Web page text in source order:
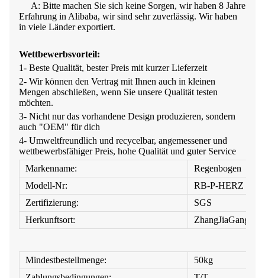
A: Bitte machen Sie sich keine Sorgen, wir haben 8 Jahre
Erfahrung in Alibaba, wir sind sehr zuverlässig. Wir haben
in viele Länder exportiert.
Wettbewerbsvorteil:
1- Beste Qualität, bester Preis mit kurzer Lieferzeit
2- Wir können den Vertrag mit Ihnen auch in kleinen
Mengen abschließen, wenn Sie unsere Qualität testen
möchten.
3- Nicht nur das vorhandene Design produzieren, sondern
auch "OEM" für dich
4- Umweltfreundlich und recycelbar, angemessener und
wettbewerbsfähiger Preis, hohe Qualität und guter Service
Markenname:
Regenbogen
Modell-Nr:
RB-P-HERZ
Zertifizierung:
SGS
Herkunftsort:
ZhangJiaGang
Mindestbestellmenge:
50kg